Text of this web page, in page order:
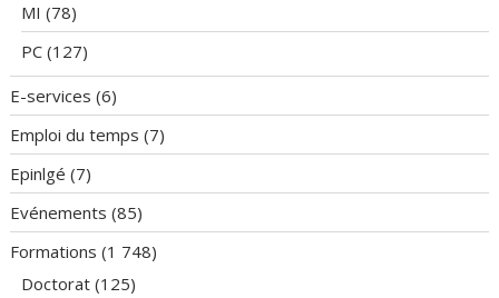
MI (78)
PC (127)
E-services (6)
Emploi du temps (7)
Epinlgé (7)
Evénements (85)
Formations (1 748)
Doctorat (125)